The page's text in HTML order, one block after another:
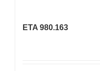
ETA 980.163